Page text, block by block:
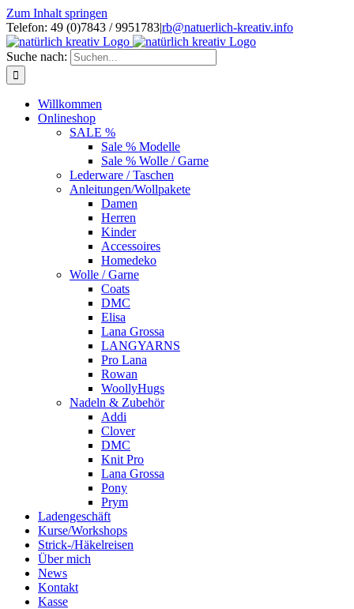
Zum Inhalt springen
Telefon: 49 (0)7843 / 9951783|rb@natuerlich-kreativ.info
Suche nach:
Willkommen
Onlineshop
SALE %
Sale % Modelle
Sale % Wolle / Garne
Lederware / Taschen
Anleitungen/Wollpakete
Damen
Herren
Kinder
Accessoires
Homedeko
Wolle / Garne
Coats
DMC
Elisa
Lana Grossa
LANGYARNS
Pro Lana
Rowan
WoollyHugs
Nadeln & Zubehör
Addi
Clover
DMC
Knit Pro
Lana Grossa
Pony
Prym
Ladengeschäft
Kurse/Workshops
Strick-/Häkelreisen
Über mich
News
Kontakt
Kasse